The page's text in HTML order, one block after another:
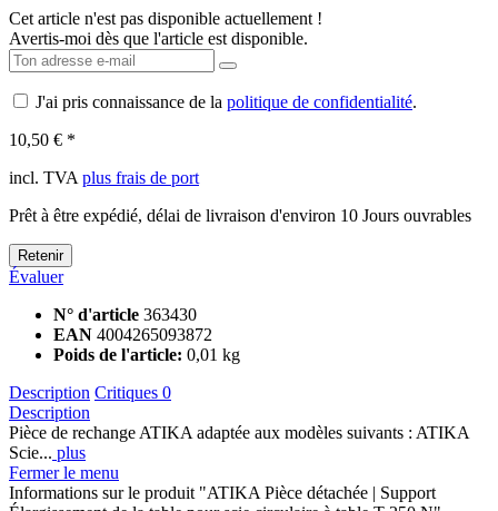
J'ai pris connaissance de lapolitique de confidentialité
10,50 € *
incl. TVA
Prêt à être expédié, délai de livraison d'environ 10 Jours ouvrables
Retenir
Évaluer
N° d'article
4004265093872
Poids de l'article:0,01 kg
Description Critiques0
Pièce de rechange ATIKA adaptée aux modèles suivants : ATIKA
Scie...plus
Fermer le menu
Informations sur le produit "ATIKA Pièce détachée | Support
Élargissement de la table pour scie circulaire à table T 250 N"